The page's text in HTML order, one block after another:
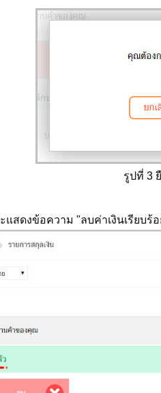
รูปที่ 3
ดงข้อความ "ลบค่าเงินเรียบร้อ